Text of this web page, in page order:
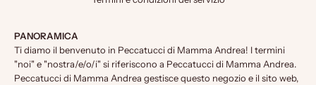
PANORAMICA
Ti diamo il benvenuto in Peccatucci di Mamma Andrea! I termini
"noi" e "nostra/e/o/i" si riferiscono a Peccatucci di Mamma Andrea.
Peccatucci di Mamma Andrea gestisce questo negozio e il sito web,